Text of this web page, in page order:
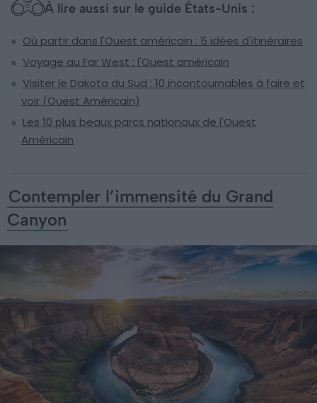
À lire aussi sur le guide États-Unis :
Où partir dans l'Ouest américain : 5 idées d'itinéraires
Voyage au Far West : l'Ouest américain
Visiter le Dakota du Sud : 10 incontournables à faire et
voir (Ouest Américain)
Les 10 plus beaux parcs nationaux de l'Ouest
Américain
Contempler l’immensité du Grand
Canyon